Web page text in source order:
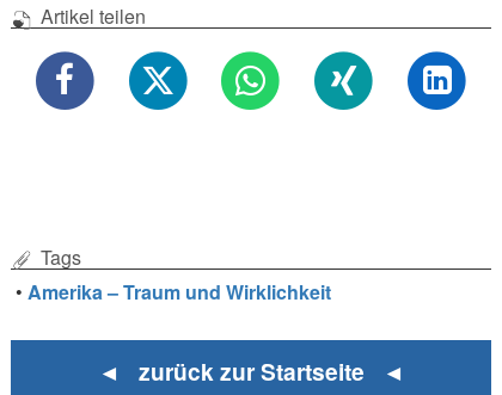
Artikel teilen
Tags
•Amerika – Traum und Wirklichkeit
◄ zurück zur Startseite ◄